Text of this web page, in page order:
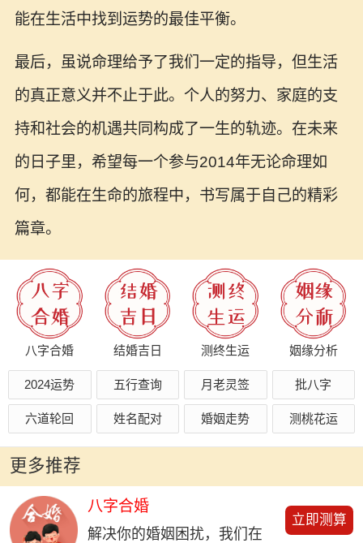
能在生活中找到运势的最佳平衡。
最后，虽说命理给予了我们一定的指导，但生活
的真正意义并不止于此。个人的努力、家庭的支
持和社会的机遇共同构成了一生的轨迹。在未来
的日子里，希望每一个参与2014年无论命理如
何，都能在生命的旅程中，书写属于自己的精彩
篇章。
八字合婚 结婚吉日 测终生运 姻缘分析
2024运势 五行查询 月老灵签 批八字
六道轮回 姓名配对 婚姻走势 测桃花运
更多推荐
八字合婚
解决你的婚姻困扰，我们在
立即测算